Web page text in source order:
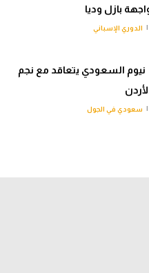
بازل وديا
الدوري الإسباني
نيوم السعودي يتعاقد مع نجم
سعودي في الجول